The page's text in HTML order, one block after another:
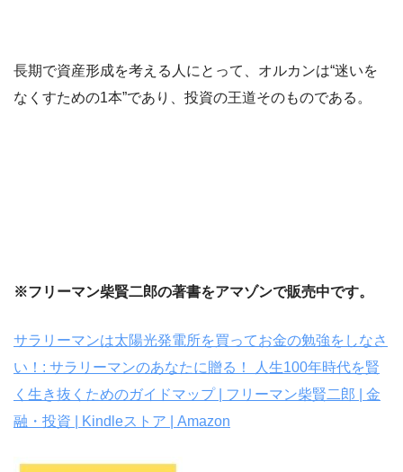
長期で資産形成を考える人にとって、オルカンは“迷いを
なくすための1本”であり、投資の王道そのものである。
※フリーマン柴賢二郎の著書をアマゾンで販売中です。
サラリーマンは太陽光発電所を買ってお金の勉強をしなさ
い！: サラリーマンのあなたに贈る！ 人生100年時代を賢
く生き抜くためのガイドマップ | フリーマン柴賢二郎 | 金
融・投資 | Kindleストア | Amazon